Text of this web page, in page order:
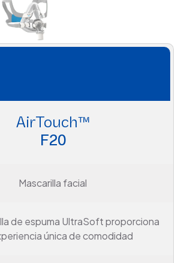
AirTouch™
F20
Mascarilla facial
de espuma UltraSoft proporciona
única de comodidad